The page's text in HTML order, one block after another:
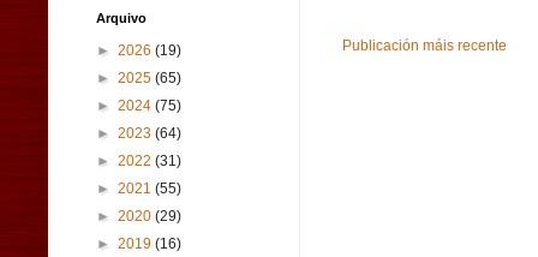
Publicación máis recente
Arquivo
► 2026 (19)
► 2025 (65)
► 2024 (75)
► 2023 (64)
► 2022 (31)
► 2021 (55)
► 2020 (29)
► 2019 (16)